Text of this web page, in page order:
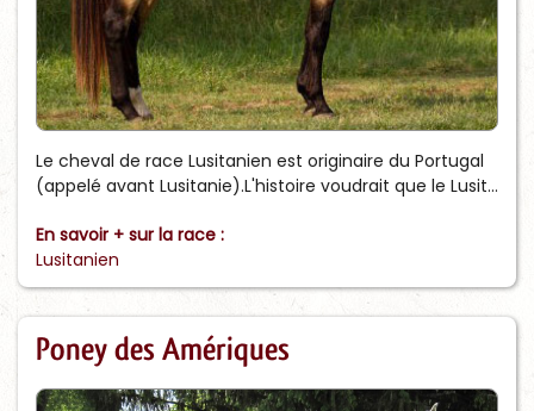
Le cheval de race Lusitanien est originaire du Portugal
(appelé avant Lusitanie).L'histoire voudrait que le Lusit...
En savoir + sur la race :
Lusitanien
Poney des Amériques